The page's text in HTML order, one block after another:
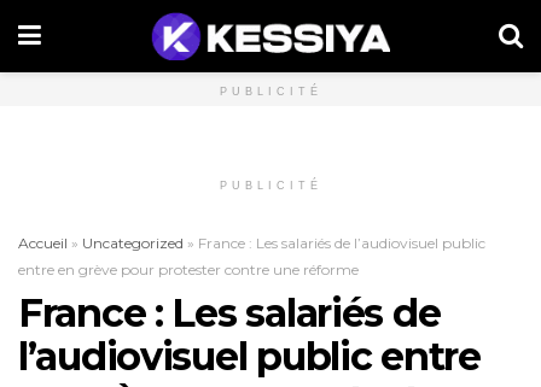
PUBLICITÉ
PUBLICITÉ
Accueil » Uncategorized » France : Les salariés de l’audiovisuel public
entre en grève pour protester contre une réforme
France : Les salariés de
l’audiovisuel public entre